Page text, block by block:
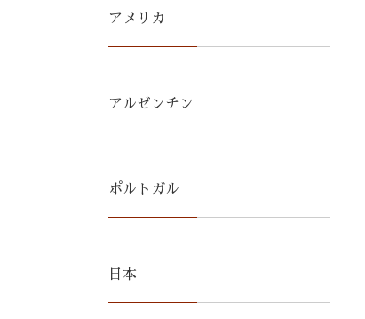
アメリカ
アルゼンチン
ポルトガル
日本